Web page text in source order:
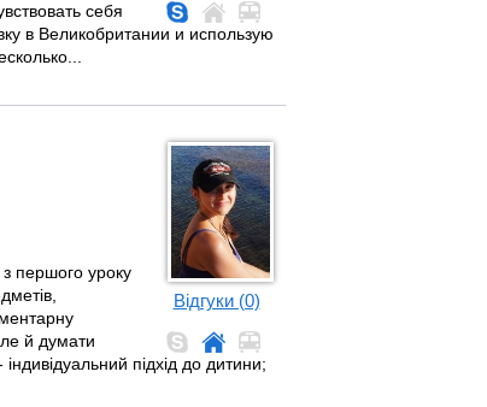
себя
в Великобритании и использую
Відгуки (0)
з першого уроку
й думати
підхід до дитини;